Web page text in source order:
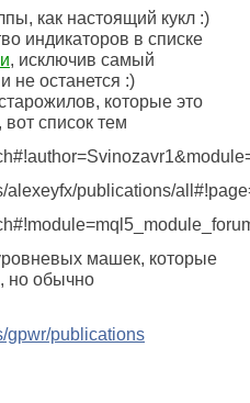
как настоящий кукл :)
индикаторов в списке
, исключив самый
не останется :)
которые это
список тем
alexeyfx/publications/
машек, которые
но обычно
gpwr/publications